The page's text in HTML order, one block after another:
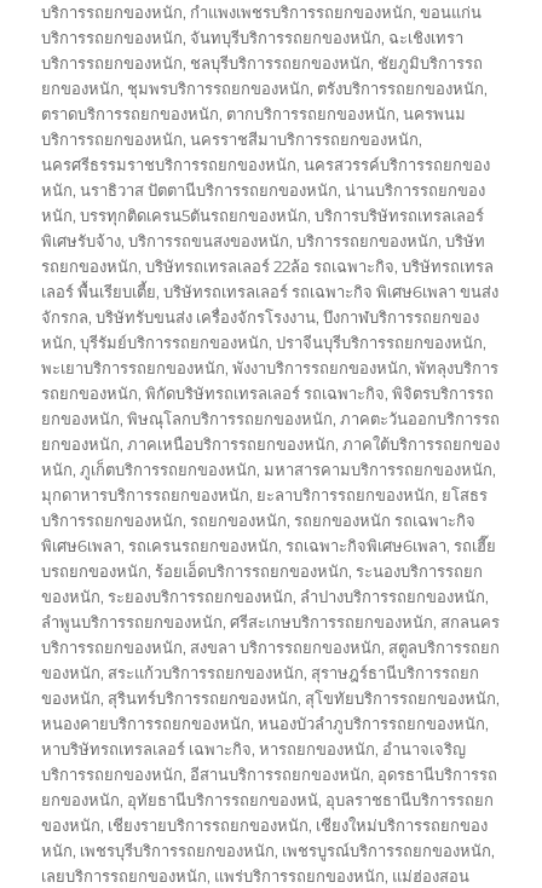
บริการรถยกของหนัก, กำแพงเพชรบริการรถยกของหนัก,ขอนแก่น
บริการรถยกของหนัก, จันทบุรีบริการรถยกของหนัก, ฉะเชิงเทรา
บริการรถยกของหนัก, ชลบุรีบริการรถยกของหนัก, ชัยภูมิบริการรถ
ยกของหนัก, ชุมพรบริการรถยกของหนัก, ตรังบริการรถยกของหนัก,
ตราดบริการรถยกของหนัก, ตากบริการรถยกของหนัก,นครพนม
บริการรถยกของหนัก,นครราชสีมาบริการรถยกของหนัก,
นครศรีธรรมราชบริการรถยกของหนัก,นครสวรรค์บริการรถยกของ
หนัก,นราธิวาส ปัตตานีบริการรถยกของหนัก,น่านบริการรถยกของ
หนัก,บรรทุกติดเครน5ตันรถยกของหนัก,บริการบริษัทรถเทรลเลอร์
พิเศษรับจ้าง,บริการรถขนสงของหนัก,บริการรถยกของหนัก,บริษัท
รถยกของหนัก,บริษัทรถเทรลเลอร์ 22ล้อ รถเฉพาะกิจ,บริษัทรถเทรล
เลอร์ พื้นเรียบเตี้ย,บริษัทรถเทรลเลอร์ รถเฉพาะกิจ พิเศษ6เพลา ขนส่ง
จักรกล,บริษัทรับขนส่ง เครื่องจักรโรงงาน,บึงกาฬบริการรถยกของ
หนัก,บุรีรัมย์บริการรถยกของหนัก,ปราจีนบุรีบริการรถยกของหนัก,
พะเยาบริการรถยกของหนัก,พังงาบริการรถยกของหนัก,พัทลุงบริการ
รถยกของหนัก,พิกัดบริษัทรถเทรลเลอร์ รถเฉพาะกิจ,พิจิตรบริการรถ
ยกของหนัก,พิษณุโลกบริการรถยกของหนัก,ภาคตะวันออกบริการรถ
ยกของหนัก,ภาคเหนือบริการรถยกของหนัก,ภาคใต้บริการรถยกของ
หนัก,ภูเก็ตบริการรถยกของหนัก,มหาสารคามบริการรถยกของหนัก,
มุกดาหารบริการรถยกของหนัก, ยะลาบริการรถยกของหนัก, ยโสธร
บริการรถยกของหนัก,รถยกของหนัก,รถยกของหนัก รถเฉพาะกิจ
พิเศษ6เพลา,รถเครนรถยกของหนัก,รถเฉพาะกิจพิเศษ6เพลา,รถเฮี๊ย
บรถยกของหนัก,ร้อยเอ็ดบริการรถยกของหนัก,ระนองบริการรถยก
ของหนัก,ระยองบริการรถยกของหนัก, ลำปางบริการรถยกของหนัก,
ลำพูนบริการรถยกของหนัก,ศรีสะเกษบริการรถยกของหนัก, สกลนคร
บริการรถยกของหนัก, สงขลา บริการรถยกของหนัก, สตูลบริการรถยก
ของหนัก, สระแก้วบริการรถยกของหนัก, สุราษฎร์ธานีบริการรถยก
ของหนัก, สุรินทร์บริการรถยกของหนัก, สุโขทัยบริการรถยกของหนัก,
หนองคายบริการรถยกของหนัก,หนองบัวลำภูบริการรถยกของหนัก,
หาบริษัทรถเทรลเลอร์ เฉพาะกิจ,หารถยกของหนัก, อำนาจเจริญ
บริการรถยกของหนัก, อีสานบริการรถยกของหนัก, อุดรธานีบริการรถ
ยกของหนัก, อุทัยธานีบริการรถยกของหนั, อุบลราชธานีบริการรถยก
ของหนัก, เชียงรายบริการรถยกของหนัก, เชียงใหม่บริการรถยกของ
หนัก, เพชรบุรีบริการรถยกของหนัก, เพชรบูรณ์บริการรถยกของหนัก,
เลยบริการรถยกของหนัก, แพร่บริการรถยกของหนัก, แม่ฮ่องสอน